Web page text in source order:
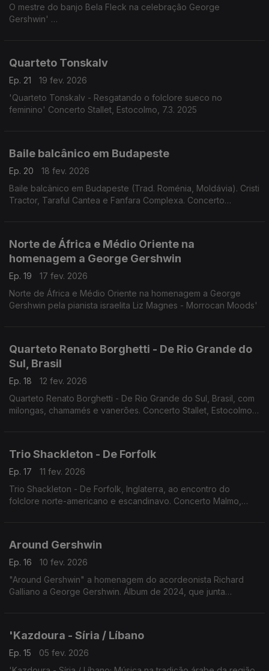
O mestre do banjo Bela Fleck na celebração George
Gershwin'
Quarteto Tonskalv
Ep. 21
19 fev. 2026
'Quarteto Tonskalv - Resgatando o folclore sueco no
feminino' Concerto Stallet, Estocolmo, 7.3. 2025
Baile balcânico em Budapeste
Ep. 20
18 fev. 2026
Baile balcânico em Budapeste (Trad. Roménia, Moldávia). Cristi
Tractor, Taraful Cantea e Fanfara Complexa. Concerto
Norte de África e Médio Oriente na
homenagem a George Gershwin
Ep. 19
17 fev. 2026
Norte de África e Médio Oriente na homenagem a George
Gershwin pela pianista israelita Liz Magnes - Morrocan Moods'
Quarteto Renato Borghetti - De Rio Grande do
Sul, Brasil
Ep. 18
12 fev. 2026
Quarteto Renato Borghetti - De Rio Grande do Sul, Brasil, com
milongas, chamamés e vanerões. Concerto Stallet, Estocolmo,
Trio Shackleton - De Forfolk
Ep. 17
11 fev. 2026
Trio Shackleton - De Forfolk, Inglaterra, ao encontro do
folclore norte-americano e escandinavo. Concerto Malmo,
Around Gershwin
Ep. 16
10 fev. 2026
"Around Gershwin" a homenagem do acordeonista Richard
Galliano a George Gershwin. Álbum de 2024, que junta
'Kazdoura - Síria / Líbano
Ep. 15
05 fev. 2026